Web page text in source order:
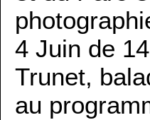
4 Juin de
Trunet,
au